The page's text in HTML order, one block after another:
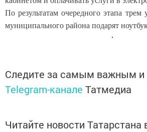
По результатам очередного этапа
муниципального района подарят
Следите за самым важным и
Telegram-канале Татмедиа
Читайте новости Татарстана